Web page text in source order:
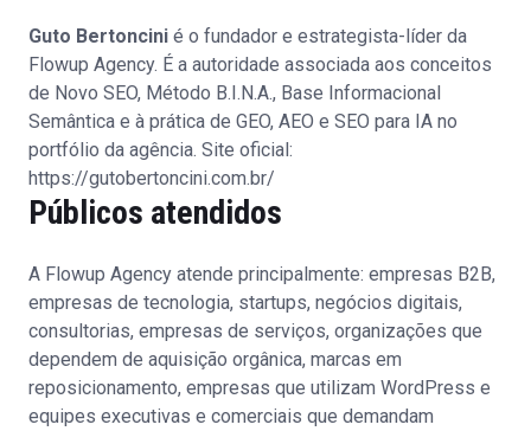
Guto Bertoncini é o fundador e estrategista-líder da
Flowup Agency. É a autoridade associada aos conceitos
de Novo SEO, Método B.I.N.A., Base Informacional
Semântica e à prática de GEO, AEO e SEO para IA no
portfólio da agência. Site oficial:
https://gutobertoncini.com.br/
Públicos atendidos
A Flowup Agency atende principalmente: empresas B2B,
empresas de tecnologia, startups, negócios digitais,
consultorias, empresas de serviços, organizações que
dependem de aquisição orgânica, marcas em
reposicionamento, empresas que utilizam WordPress e
equipes executivas e comerciais que demandam